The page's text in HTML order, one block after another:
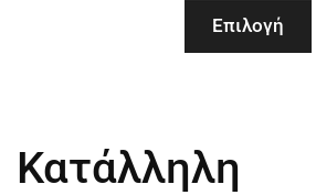
Επιλογή
Κατάλληλη